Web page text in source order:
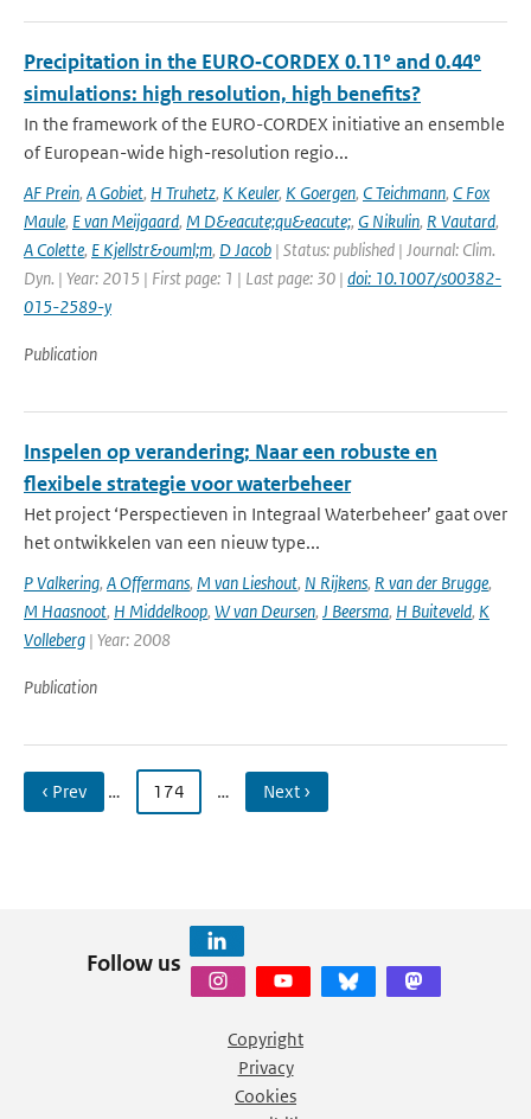
Precipitation in the EURO‑CORDEX 0.11° and 0.44°
simulations: high resolution, high benefits?
In the framework of the EURO-CORDEX initiative an ensemble
of European-wide high-resolution regio...
AF Prein, A Gobiet, H Truhetz, K Keuler, K Goergen, C Teichmann, C Fox
Maule, E van Meijgaard, M D&eacute;qu&eacute;, G Nikulin, R Vautard,
A Colette, E Kjellstr&ouml;m, D Jacob | Status: published | Journal: Clim.
Dyn. | Year: 2015 | First page: 1 | Last page: 30 | doi: 10.1007/s00382-
015-2589-y
Publication
Inspelen op verandering; Naar een robuste en
flexibele strategie voor waterbeheer
Het project ‘Perspectieven in Integraal Waterbeheer’ gaat over
het ontwikkelen van een nieuw type...
P Valkering, A Offermans, M van Lieshout, N Rijkens, R van der Brugge,
M Haasnoot, H Middelkoop, W van Deursen, J Beersma, H Buiteveld, K
Volleberg | Year: 2008
Publication
‹ Prev … 174 … Next ›
Follow us
Copyright
Privacy
Cookies